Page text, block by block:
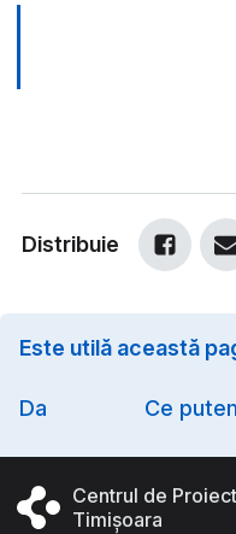
Distribuie
Este utilă această
Option
Da Ce
Centrul de
Timișoara